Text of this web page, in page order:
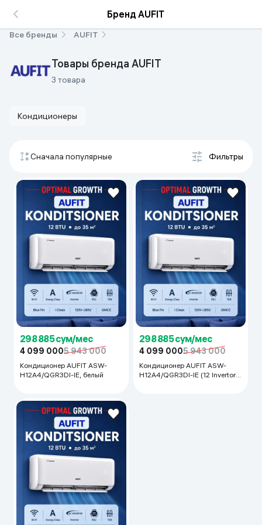
Бренд AUFIT
Все бренды AUFIT
Товары бренда AUFIT
3 товара
Кондиционеры
Сначала популярные Фильтры
298 885 сум/мес
4 099 0005 943 000
Кондиционер AUFIT ASW-
H12A4/QGR3DI-IE, белый
298 885 сум/мес
4 099 0005 943 000
Кондиционер AUFIT ASW-
H12A4/QGR3DI-IE (12 Invertor),